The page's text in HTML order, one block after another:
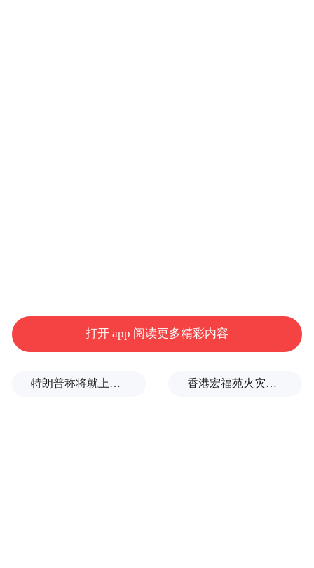
疫情防控下经济社会秩序。
打开 app 阅读更多精彩内容
特朗普称将就上诉法院涉白宫宴会厅项目裁决提起上诉 香港宏福苑火灾跨部门调查最终报告：大火或由烟头引起